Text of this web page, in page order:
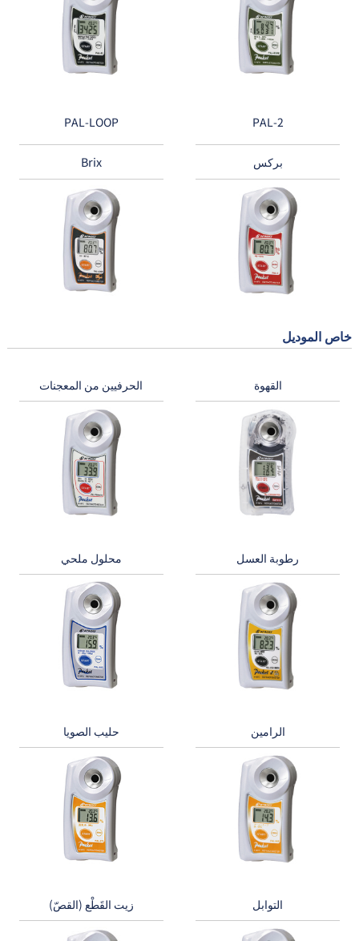
PAL-2
بركس
PAL-LOOP
Brix
خاص الموديل
القهوة الحرفيين من المعجنات
رطوبة العسل محلول ملحي
الرامين حليب الصويا
التوابل زيت القَطْع (القصّ)